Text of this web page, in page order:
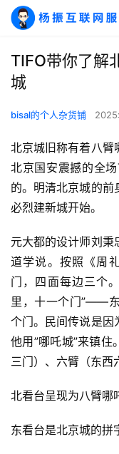
TIFO带你了
城
bisal的个人杂货铺
北京城旧称有着八臂
北京国安震撼的全
的。明清北京城的前
必烈建新城开始。
元大都的设计师刘秉
道学说。按照《周
门，四面每边三个
里，十一个门”——
个门。民间传说是因
他用”哪吒城”来镇住
三门）、六臂（东西
北看台呈现为八臂哪
东看台是北京城的拼